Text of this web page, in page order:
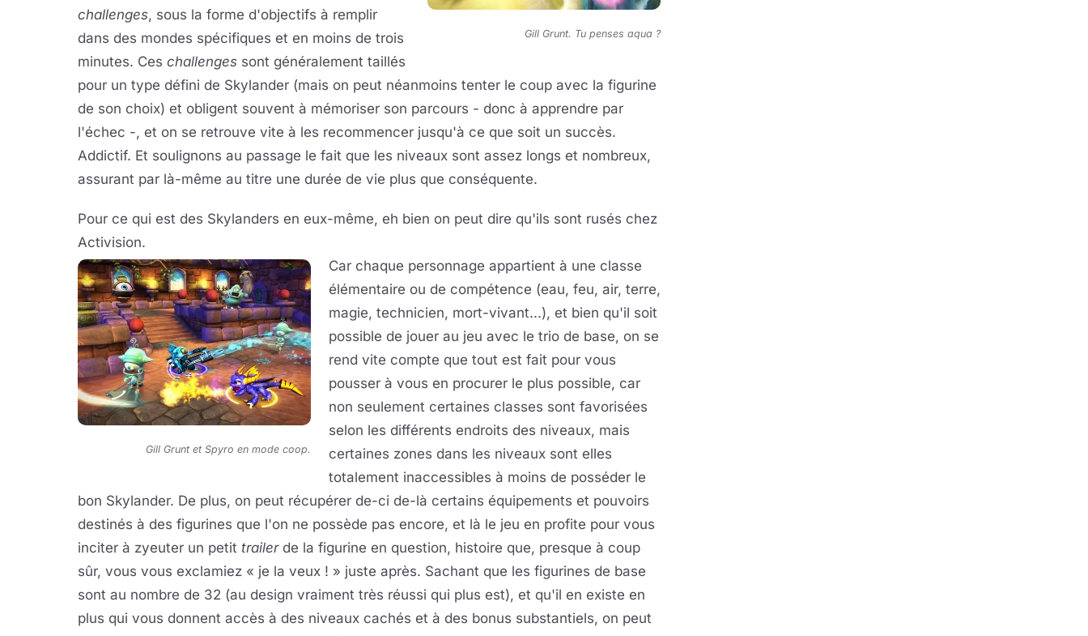
Gill Grunt. Tu penses aqua ?
challenges, sous la forme d'objectifs à remplir
dans des mondes spécifiques et en moins de trois
minutes. Ces challenges sont généralement taillés
pour un type défini de Skylander (mais on peut néanmoins tenter le coup avec la figurine
de son choix) et obligent souvent à mémoriser son parcours - donc à apprendre par
l'échec -, et on se retrouve vite à les recommencer jusqu'à ce que soit un succès.
Addictif. Et soulignons au passage le fait que les niveaux sont assez longs et nombreux,
assurant par là-même au titre une durée de vie plus que conséquente.
Pour ce qui est des Skylanders en eux-même, eh bien on peut dire qu'ils sont rusés chez
Activision.
Gill Grunt et Spyro en mode coop.
Car chaque personnage appartient à une classe
élémentaire ou de compétence (eau, feu, air, terre,
magie, technicien, mort-vivant...), et bien qu'il soit
possible de jouer au jeu avec le trio de base, on se
rend vite compte que tout est fait pour vous
pousser à vous en procurer le plus possible, car
non seulement certaines classes sont favorisées
selon les différents endroits des niveaux, mais
certaines zones dans les niveaux sont elles
totalement inaccessibles à moins de posséder le
bon Skylander. De plus, on peut récupérer de-ci de-là certains équipements et pouvoirs
destinés à des figurines que l'on ne possède pas encore, et là le jeu en profite pour vous
inciter à zyeuter un petit trailerde la figurine en question, histoire que, presque à coup
sûr, vous vous exclamiez « je la veux ! » juste après. Sachant que les figurines de base
sont au nombre de 32 (au design vraiment très réussi qui plus est), et qu'il en existe en
plus qui vous donnent accès à des niveaux cachés et à des bonus substantiels, on peut